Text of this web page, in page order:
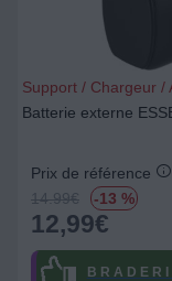
Support / Chargeur /
Batterie externe
Prix de référence
14.99€ -13 %
12,99€
B R A D E R I